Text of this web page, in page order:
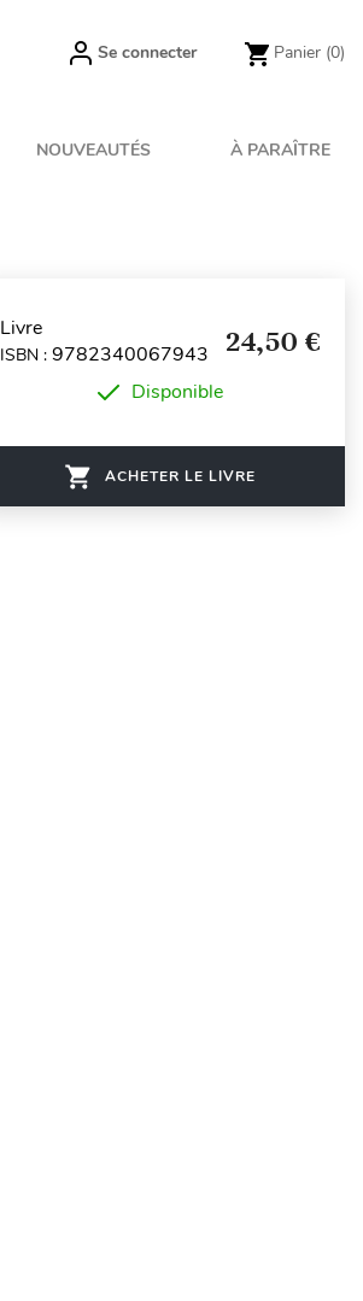
Se connecter Panier (0)
NOUVEAUTÉS À PARAÎTRE
Livre
ISBN : 9782340067943 24,50 €
Disponible
ACHETER LE LIVRE